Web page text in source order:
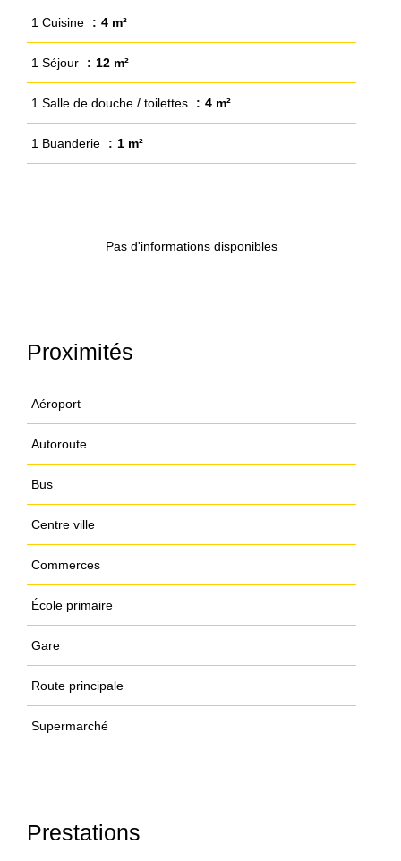
1 Cuisine 4 m²
1 Séjour 12 m²
1 Salle de douche / toilettes 4 m²
1 Buanderie 1 m²
Pas d'informations disponibles
Proximités
Aéroport
Autoroute
Bus
Centre ville
Commerces
École primaire
Gare
Route principale
Supermarché
Prestations